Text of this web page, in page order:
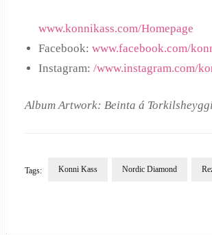
www.konnikass.com/Homepage
Facebook:www.facebook.com/
Instagram:/www.instagram.com/
Album Artwork: Beinta á Torkilsheyggi
Tags: Konni Kass Nordic Diamond